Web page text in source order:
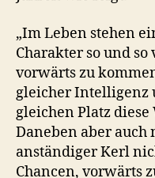
„Im Leben stehen
Charakter so und
vorwärts zu
gleicher Intelligenz
gleichen Platz diese
Daneben aber auch
anständiger Kerl
Chancen, vorwärts